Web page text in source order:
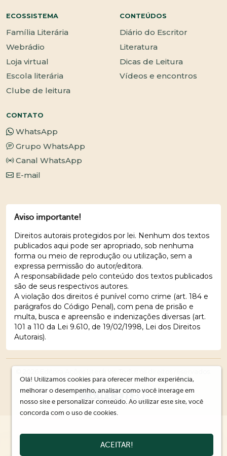
ECOSSISTEMA
Família Literária
Webrádio
Loja virtual
Escola literária
Clube de leitura
CONTEÚDOS
Diário do Escritor
Literatura
Dicas de Leitura
Vídeos e encontros
CONTATO
WhatsApp
Grupo WhatsApp
Canal WhatsApp
E-mail
Aviso importante!
Direitos autorais protegidos por lei. Nenhum dos textos
publicados aqui pode ser apropriado, sob nenhuma
forma ou meio de reprodução ou utilização, sem a
expressa permissão do autor/editora.
A responsabilidade pelo conteúdo dos textos publicados
são de seus respectivos autores.
A violação dos direitos é punível como crime (art. 184 e
parágrafos do Código Penal), com pena de prisão e
multa, busca e apreensão e indenizações diversas (art.
101 a 110 da Lei 9.610, de 19/02/1998, Lei dos Direitos
Autorais).
Olá! Utilizamos cookies para oferecer melhor experiência,
melhorar o desempenho, analisar como você interage em
nosso site e personalizar conteúdo. Ao utilizar este site, você
concorda com o uso de cookies.
ACEITAR!